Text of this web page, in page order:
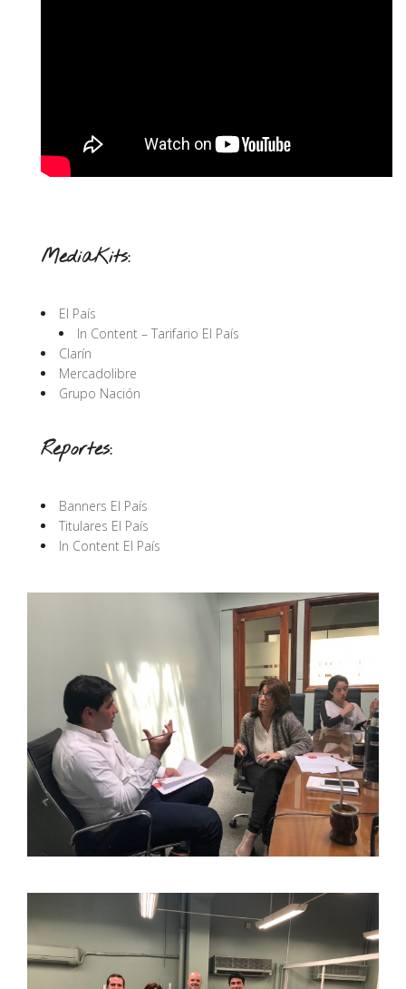
MediaKits:
El País
In Content – Tarifario El País
Clarín
Mercadolibre
Grupo Nación
Reportes:
Banners El País
Titulares El País
In Content El País